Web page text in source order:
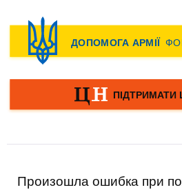
Произошла ошибка при